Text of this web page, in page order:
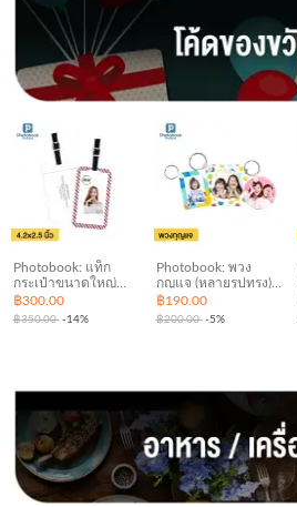
Photobook: แท็ก
กระเป๋าขนาดใหญ่
ของขวัญวันเกิด ของ
ขวัญให้แฟน แต่งเอง
฿300.00
฿350.00 -14%
Photobook: พวง
กุญแจ (หลายรูปทรง)
พิมพ์ชื่อหรือใส่รูปที่
ชอบ ของใช้เด็กอ่อน
฿190.00
฿200.00 -5%